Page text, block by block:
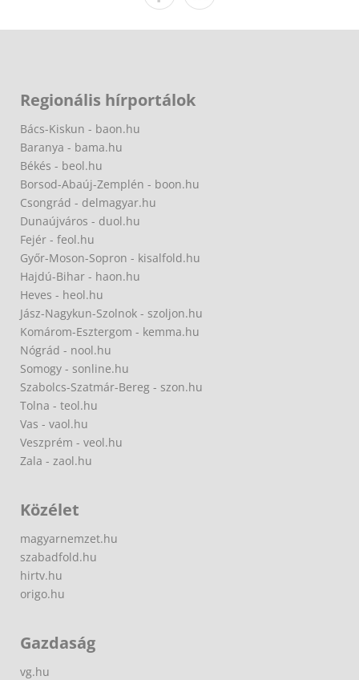
Regionális hírportálok
Bács-Kiskun - baon.hu
Baranya - bama.hu
Békés - beol.hu
Borsod-Abaúj-Zemplén - boon.hu
Csongrád - delmagyar.hu
Dunaújváros - duol.hu
Fejér - feol.hu
Győr-Moson-Sopron - kisalfold.hu
Hajdú-Bihar - haon.hu
Heves - heol.hu
Jász-Nagykun-Szolnok - szoljon.hu
Komárom-Esztergom - kemma.hu
Nógrád - nool.hu
Somogy - sonline.hu
Szabolcs-Szatmár-Bereg - szon.hu
Tolna - teol.hu
Vas - vaol.hu
Veszprém - veol.hu
Zala - zaol.hu
Közélet
magyarnemzet.hu
szabadfold.hu
hirtv.hu
origo.hu
Gazdaság
vg.hu